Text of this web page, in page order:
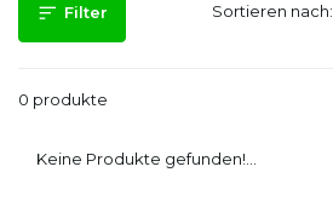
Filter
0 produkte
Sortieren nach:
Keine Produkte gefunden!...